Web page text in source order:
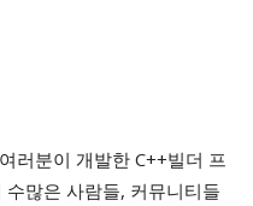
러분이 개발한 C++빌더 프
많은 사람들, 커뮤니티들